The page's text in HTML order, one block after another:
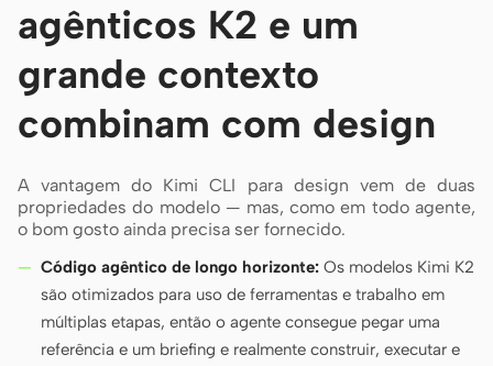
agênticos K2 e um
grande contexto
combinam com design
A vantagem do Kimi CLI para design vem de duas
propriedades do modelo — mas, como em todo agente,
o bom gosto ainda precisa ser fornecido.
Código agêntico de longo horizonte: Os modelos Kimi K2
são otimizados para uso de ferramentas e trabalho em
múltiplas etapas, então o agente consegue pegar uma
referência e um briefing e realmente construir, executar e